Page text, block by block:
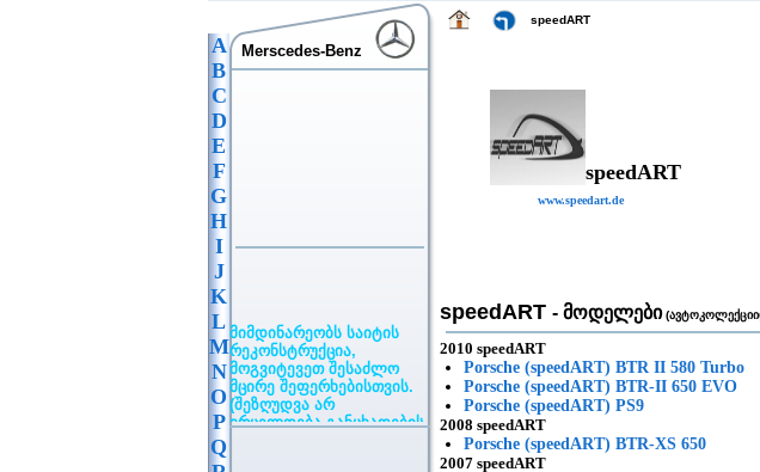
A
B
C
D
E
F
G
H
I
J
K
L
M
N
O
P
Q
Merscedes-Benz
მიმდინარეობს საიტის
რეკონსტრუქცია,
მოგვიტევეთ შესაძლო
მცირე შეფერხებისთვის.
(შეზღუდვა არ
ვრცელდება განცხადების
განთავსებაზე)
speedART
speedART
www.speedart.de
speedART - მოდელები
2010 speedART
Porsche (speedART) BTR II 580 Turbo
Porsche (speedART) BTR-II 650 EVO
Porsche (speedART) PS9
2008 speedART
Porsche (speedART) BTR-XS 650
2007 speedART